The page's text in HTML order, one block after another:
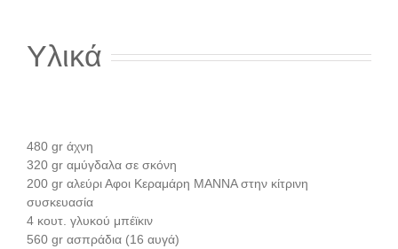
Υλικά
480 gr άχνη
320 gr αμύγδαλα σε σκόνη
200 gr αλεύρι Αφοι Κεραμάρη ΜΑΝΝΑ στην κίτρινη
συσκευασία
4 κουτ. γλυκού μπέϊκιν
560 gr ασπράδια (16 αυγά)